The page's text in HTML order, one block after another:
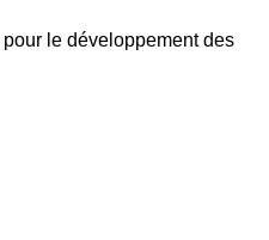
le développement des